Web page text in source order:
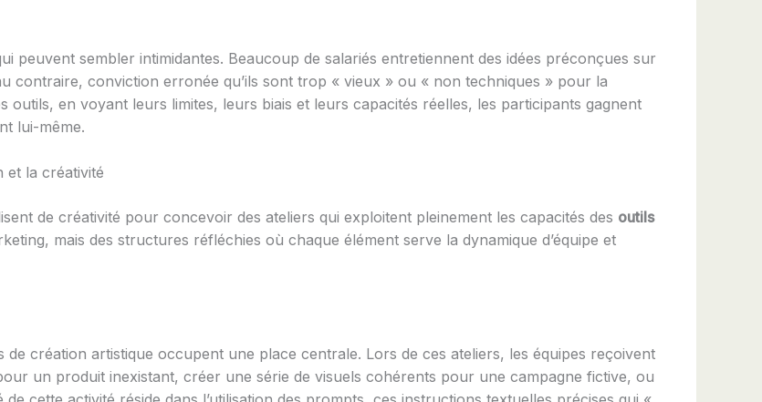
peuvent sembler intimidantes. Beaucoup de salariés entretiennent des idées préconçues sur
contraire, conviction erronée qu’ils sont trop « vieux » ou « non techniques » pour la
en voyant leurs limites, leurs biais et leurs capacités réelles, les participants gagnent
lui-même.
et la créativité
de créativité pour concevoir des ateliers qui exploitent pleinement les capacités des outils
mais des structures réfléchies où chaque élément serve la dynamique d’équipe et
de création artistique occupent une place centrale. Lors de ces ateliers, les équipes reçoivent
un produit inexistant, créer une série de visuels cohérents pour une campagne fictive, ou